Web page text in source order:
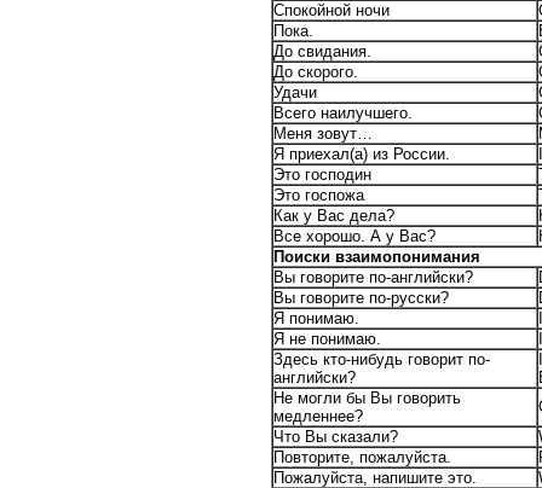
Спокойной ночи
Пока.
До свидания.
До скорого.
Удачи
Всего наилучшего.
Меня зовут…
Я приехал(а) из России.
Это господин
Это госпожа
Как у Вас дела?
Все хорошо. А у Вас?
Поиски взаимопонимания
Вы говорите по-английски?
Вы говорите по-русски?
Я понимаю.
Я не понимаю.
Здесь кто-нибудь говорит по-
английски?
Не могли бы Вы говорить
медленнее?
Что Вы сказали?
Повторите, пожалуйста.
Пожалуйста, напишите это.